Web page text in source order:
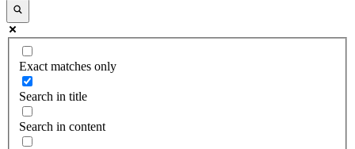
Exact matches only
Search in title
Search in content